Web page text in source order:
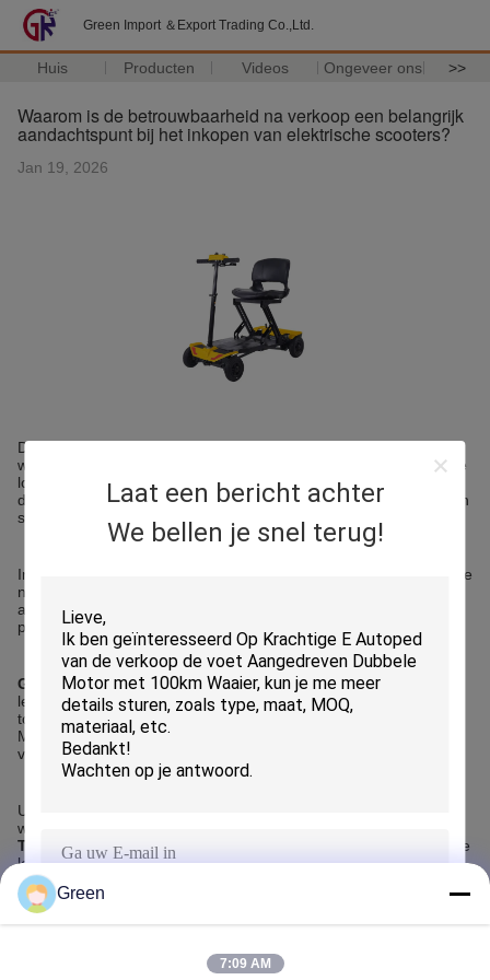
Green Import ＆Export Trading Co.,Ltd.
Huis Producten Videos Ongeveer ons >>
Laat een bericht achter
We bellen je snel terug!
Waarom is de betrouwbaarheid na verkoop een belangrijk
aandachtspunt bij het inkopen van elektrische scooters?
Jan 19, 2026
De ervaring van de industrie toont aan dat elektrische
wegscooters mechanische en elektrische producten zijn die in de
loop van de tijd onderhoud vereisen.en duidelijke technische
documentatie zijn van cruciaal belang voor het minimaliseren van
stilstand.
In het Midden-Oosten worstelen kopers vaak met leveranciers die
na levering verdwijnen of geen onderdelen leveren.Lange
afstanden en beperkte technische ondersteuning kunnen bij
problemen de operationele kosten aanzienlijk verhogen.
Green Import & Export Trading Co., Ltd. richt zich op het
leveren van elektrische scooters met stabiele componenten en
toegankelijke reserveonderdelen.Het bedrijf helpt klanten in het
Midden-Oosten om risicoren na verkoop te verminderen en
vlottere activiteiten te onderhouden..
Uiteindelijk beschermt de betrouwbaarheid na verkoop de
winstgevendheid op lange termijn.
Trading Co., Ltd.
is een betrouwbare partner voor een duurzame
levering van elektrische scooters.
Recommended Products
Green
7:09 AM